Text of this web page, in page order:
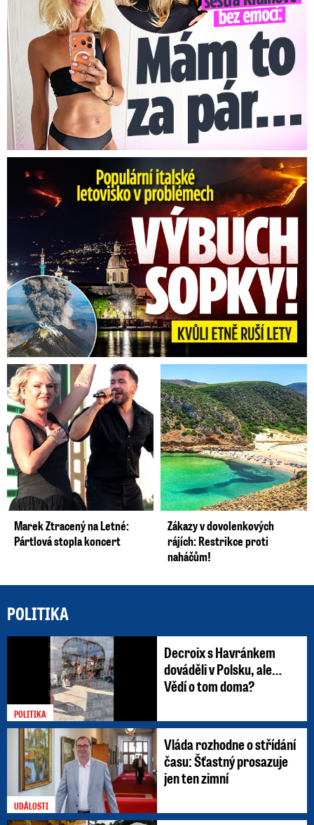
Erupce sicilské sopky Etny: Ruší desítky letů
Marek Ztracený na Letné:
Pártlová stopla koncert
Zákazy v dovolenkových
rájích: Restrikce proti
naháčům!
POLITIKA
POLITIKA
Decroix s Havránkem
dováděli v Polsku, ale…
Vědí o tom doma?
UDÁLOSTI
Vláda rozhodne o střídání
času: Šťastný prosazuje
jen ten zimní